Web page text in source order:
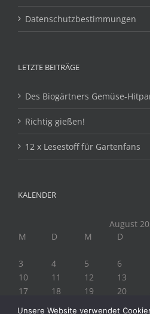
Datenschutzbestimmungen
LETZTE BEITRÄGE
Des Biogärtners Gemüse-
Richtig gießen!
12 x Lesestoff für Gartenfans
KALENDER
August
M
D M D
3
4 5 6
10
11 12 13
17
18 19 20
Unsere Website verwendet